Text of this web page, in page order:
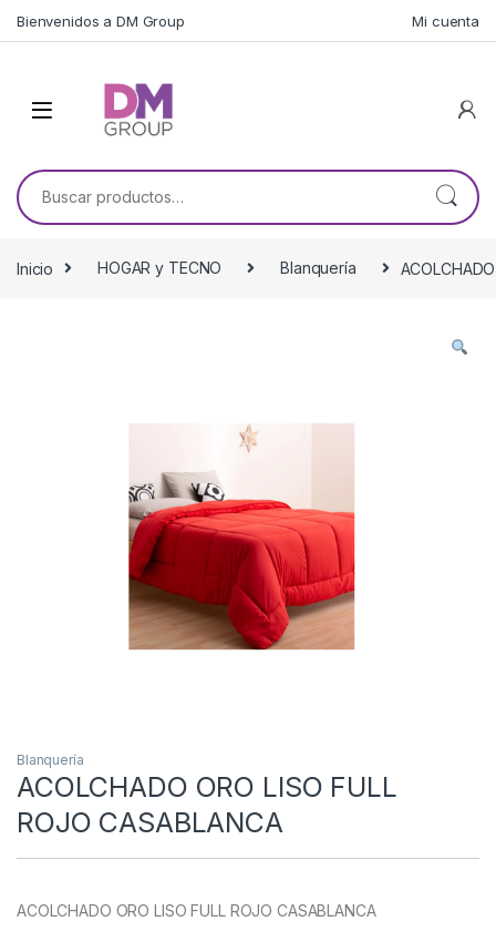
Bienvenidos a DM Group Mi cuenta
Buscar por:
Inicio HOGAR y TECNO Blanquería
Blanquería
ACOLCHADO ORO LISO FULL
ROJO CASABLANCA
ACOLCHADO ORO LISO FULL ROJO CASABLANCA